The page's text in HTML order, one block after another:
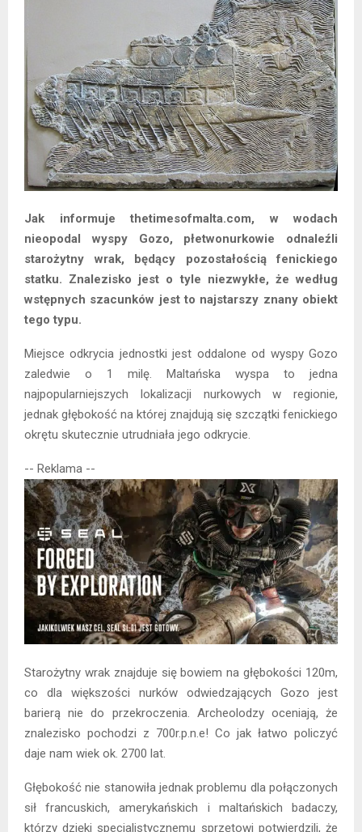
Jak informuje thetimesofmalta.com, w wodach
nieopodal wyspy Gozo, płetwonurkowie odnaleźli
starożytny wrak, będący pozostałością fenickiego
statku. Znalezisko jest o tyle niezwykłe, że według
wstępnych szacunków jest to najstarszy znany obiekt
tego typu.
Miejsce odkrycia jednostki jest oddalone od wyspy Gozo
zaledwie o 1 milę. Maltańska wyspa to jedna
najpopularniejszych lokalizacji nurkowych w regionie,
jednak głębokość na której znajdują się szczątki fenickiego
okrętu skutecznie utrudniała jego odkrycie.
-- Reklama --
Starożytny wrak znajduje się bowiem na głębokości 120m,
co dla większości nurków odwiedzających Gozo jest
barierą nie do przekroczenia. Archeolodzy oceniają, że
znalezisko pochodzi z 700r.p.n.e! Co jak łatwo policzyć
daje nam wiek ok. 2700 lat.
Głębokość nie stanowiła jednak problemu dla połączonych
sił francuskich, amerykańskich i maltańskich badaczy,
którzy dzięki specjalistycznemu sprzętowi potwierdzili, że